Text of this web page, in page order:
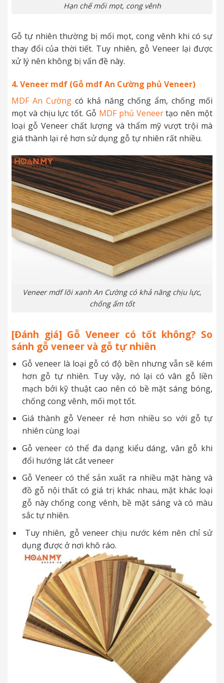
Hạn chế mối mọt, cong vênh
Gỗ tự nhiên thường bị mối mọt, cong vênh khi có sự
thay đổi của thời tiết. Tuy nhiên, gỗ Veneer lại được
xử lý nên không bị vấn đề này.
4. Veneer mdf (Gỗ mdf An Cường phủ Veneer)
MDF An Cường có khả năng chống ẩm, chống mối
mọt và chịu lực tốt. Gỗ MDF phủ Veneertạo nên một
loại gỗ Veneer chất lượng và thẩm mỹ vượt trội mà
giá thành lại rẻ hơn sử dụng gỗ tự nhiên rất nhiều.
Veneer mdf lõi xanh An Cường có khả năng chịu lực,
chống ẩm tốt
[Đánh giá] Gỗ Veneer có tốt không? So
sánh gỗ veneer và gỗ tự nhiên
Gỗ veneer là loại gỗ có độ bền nhưng vẫn sẽ kém
hơn gỗ tự nhiên. Tuy vậy, nó lại có vân gỗ liền
mạch bởi kỹ thuật cao nên có bề mặt sáng bóng,
chống cong vênh, mối mọt tốt.
Giá thành gỗ Veneer rẻ hơn nhiều so với gỗ tự
nhiên cùng loại
Gỗ veneer có thể đa dạng kiểu dáng, vân gỗ khi
đổi hướng lát cắt veneer
Gỗ Veneer có thể sản xuất ra nhiều mặt hàng và
đồ gỗ nội thất có giá trị khác nhau, mặt khác loại
gỗ này chống cong vênh, bề mặt sáng và có màu
sắc tự nhiên.
Tuy nhiên, gỗ veneer chịu nước kém nên chỉ sử
dụng được ở nơi khô ráo.